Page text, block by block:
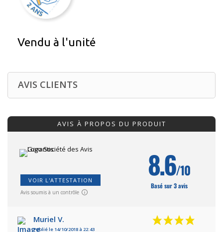
Vendu à l'unité
AVIS CLIENTS
AVIS À PROPOS DU PRODUIT
VOIR L'ATTESTATION
Avis soumis à un contrôle
8.6/10
Basé sur 3 avis
Muriel V.
Publié le 14/10/2018 à 22:43